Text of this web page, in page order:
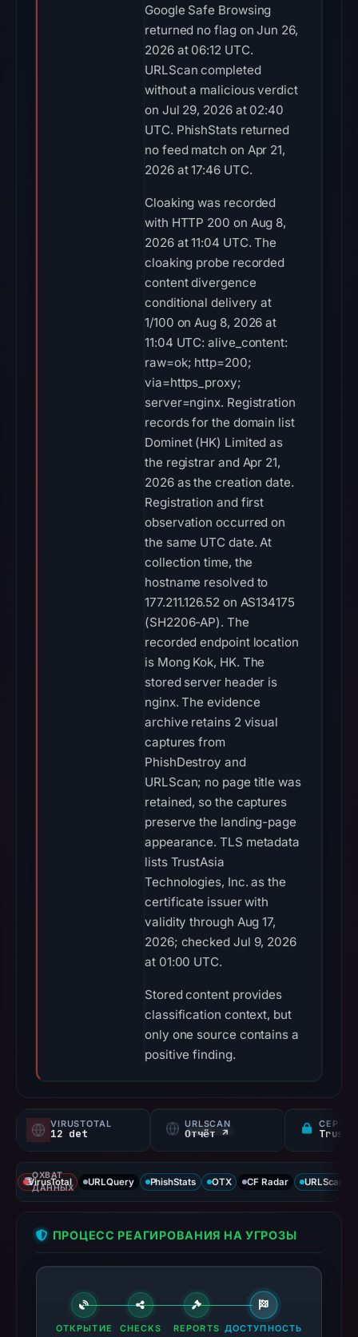
Google Safe Browsing
returned no flag on Jun 26,
2026 at 06:12 UTC.
URLScan completed
without a malicious verdict
on Jul 29, 2026 at 02:40
UTC. PhishStats returned
no feed match on Apr 21,
2026 at 17:46 UTC.
Cloaking was recorded
with HTTP 200 on Aug 8,
2026 at 11:04 UTC. The
cloaking probe recorded
content divergence
conditional delivery at
1/100 on Aug 8, 2026 at
11:04 UTC: alive_content:
raw=ok; http=200;
via=https_proxy;
server=nginx. Registration
records for the domain list
Dominet (HK) Limited as
the registrar and Apr 21,
2026 as the creation date.
Registration and first
observation occurred on
the same UTC date. At
collection time, the
hostname resolved to
177.211.126.52 on AS134175
(SH2206-AP). The
recorded endpoint location
is Mong Kok, HK. The
stored server header is
nginx. The evidence
archive retains 2 visual
captures from
PhishDestroy and
URLScan; no page title was
retained, so the captures
preserve the landing-page
appearance. TLS metadata
lists TrustAsia
Technologies, Inc. as the
certificate issuer with
validity through Aug 17,
2026; checked Jul 9, 2026
at 01:00 UTC.
Stored content provides
classification context, but
only one source contains a
positive finding.
VIRUSTOTAL
12 det
URLSCAN
Отчёт ↗
ОХВАТ
ДАННЫХ
VirusTotal URLQuery PhishStats OTX CF Radar URLScan
ПРОЦЕСС РЕАГИРОВАНИЯ НА УГРОЗЫ
ОТКРЫТИЕ CHECKS REPORTS ДОСТУПНОСТЬ